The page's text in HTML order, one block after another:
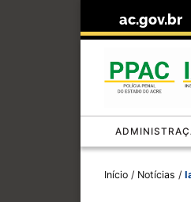
ac.gov.br
Início / Notícias /